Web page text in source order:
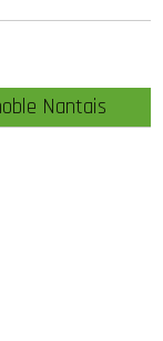
Nantais